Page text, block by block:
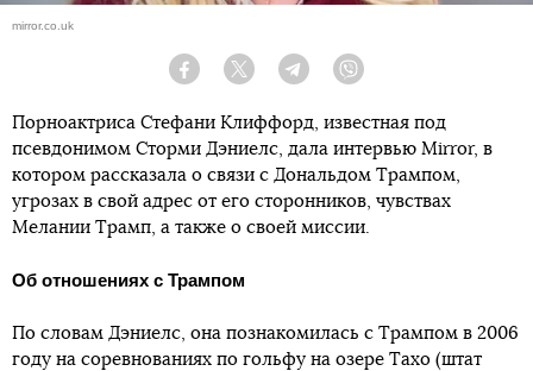
mirror.co.uk
Facebook Twitter Telegram
Порноактриса Стефани Клиффорд, известная под
псевдонимом Сторми Дэниелс, дала интервью Mirror, в
котором рассказала о связи с Дональдом Трампом,
угрозах в свой адрес от его сторонников, чувствах
Мелании Трамп, а также о своей миссии.
Об отношениях с Трампом
По словам Дэниелс, она познакомилась с Трампом в 2006
году на соревнованиях по гольфу на озере Тахо (штат